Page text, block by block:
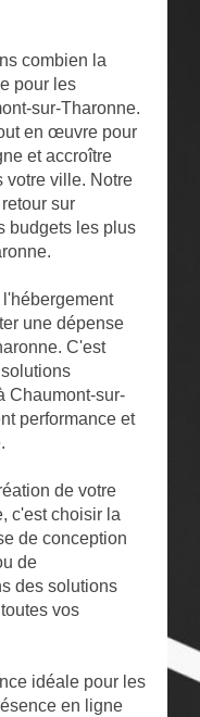
combien la
pour les
sur-Tharonne.
en œuvre pour
et accroître
votre ville. Notre
sur
budgets les plus
une dépense
C'est
Chaumont-sur-
performance et
de votre
c'est choisir la
de conception
de
des solutions
vos
idéale pour les
en ligne